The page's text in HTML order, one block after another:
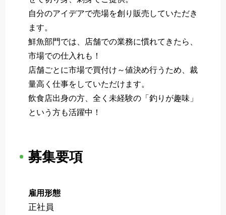
自分のアイデアで売場を創り販売していただき
ます。
鮮魚部門では、店舗での業務に慣れてきたら、
市場での仕入れも！
店舗ごとに市場で買付け～値決め行うため、裁
量高く仕事をしていただけます。
飲食店出身の方、全く未経験の「釣りが趣味」
という方も活躍中！
募集要項
雇用形態
正社員